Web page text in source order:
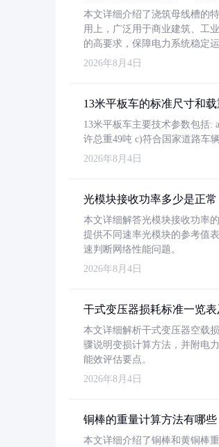
本文详细介绍了浇筑母线槽的
用上，广泛用于商业建筑、工
的高要求，保障电力系统稳定运
2026年8月4日
13米平板车的标准尺寸和
13米平板车主要技术参数包括:
许总重49吨 c)符合国家道路车
2026年8月4日
光模块接收功率多少是正常
本文详细解答光模块接收功率
提供不同速率光模块的参考值
速判断网络性能问题。
2026年8月4日
干式变压器损耗标准一览
本文详细解析干式变压器空载
骤说明变损计算方法，并附电
能效评估要点。
2026年8月4日
铜棒的重量计算方法有哪些
本文详细介绍了铜棒和黄铜棒